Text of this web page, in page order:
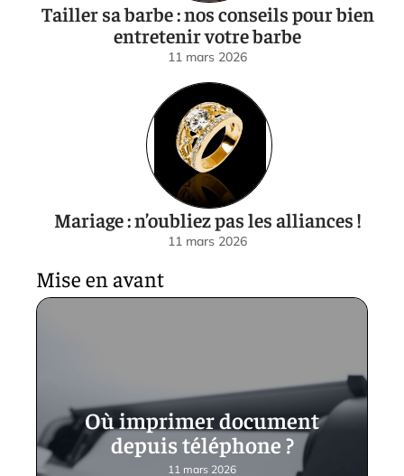
Tailler sa barbe : nos conseils pour bien
entretenir votre barbe
11 mars 2026
Mariage : n’oubliez pas les alliances !
11 mars 2026
Mise en avant
Où imprimer document
depuis téléphone ?
11 mars 2026